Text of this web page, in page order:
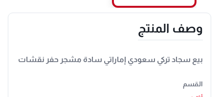
وصف المنتج
بيع سجاد تركي سعودي إماراتي سادة مشجر حفر نقشات
القسم